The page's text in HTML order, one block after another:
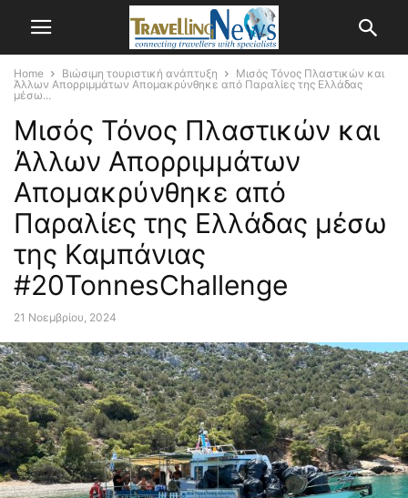
Home Βιώσιμη τουριστική ανάπτυξη
Μισός Τόνος Πλαστικών και
Άλλων Απορριμμάτων Απομακρύνθηκε από Παραλίες της Ελλάδας
μέσω...
Μισός Τόνος Πλαστικών και
Άλλων Απορριμμάτων
Απομακρύνθηκε από
Παραλίες της Ελλάδας μέσω
της Καμπάνιας
#20TonnesChallenge
21 Νοεμβρίου, 2024